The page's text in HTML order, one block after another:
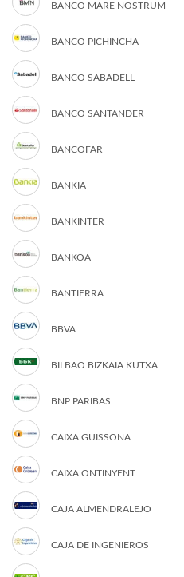
BANCO MARE NOSTRUM
BANCO PICHINCHA
BANCO SABADELL
BANCO SANTANDER
BANCOFAR
BANKIA
BANKINTER
BANKOA
BANTIERRA
BBVA
BILBAO BIZKAIA KUTXA
BNP PARIBAS
CAIXA GUISSONA
CAIXA ONTINYENT
CAJA ALMENDRALEJO
CAJA DE INGENIEROS